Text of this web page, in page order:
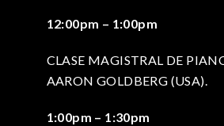
12:00pm – 1:00pm
CLASE MAGISTRAL DE
AARON GOLDBERG (USA).
1:00pm – 1:30pm